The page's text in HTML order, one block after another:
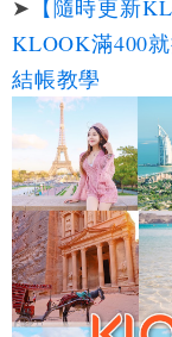
➤ 【隨時更新
KLOOK滿400
結帳教學